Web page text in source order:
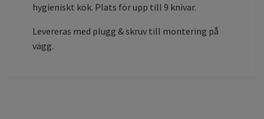
hygieniskt kök. Plats för upp till 9 knivar.
Levereras med plugg & skruv till montering på
vägg.